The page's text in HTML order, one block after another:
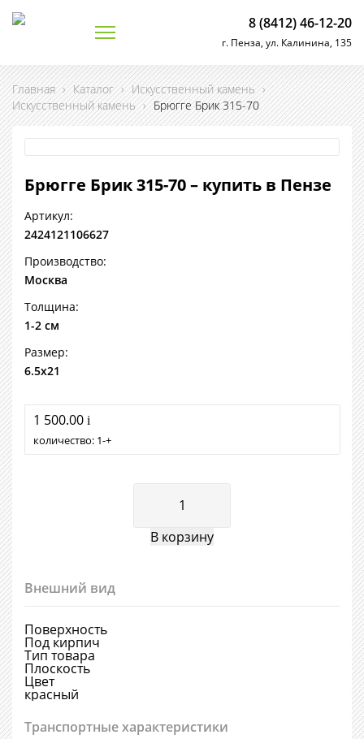
8 (8412) 46-12-20
г. Пенза, ул. Калинина, 135
Главная › Каталог › Искусственный камень ›
Искусственный камень › Брюгге Брик 315-70
Брюгге Брик 315-70 – купить в Пензе
Артикул:
2424121106627
Производство:
Москва
Толщина:
1-2 см
Размер:
6.5х21
1 500.00 i
количество: 1 +
Внешний вид
Поверхность
Под кирпич
Тип товара
Плоскость
Цвет
красный
Транспортные характеристики